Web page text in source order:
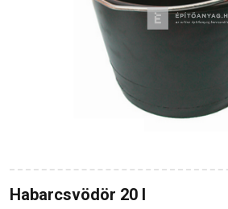
Habarcsvödör 20 l